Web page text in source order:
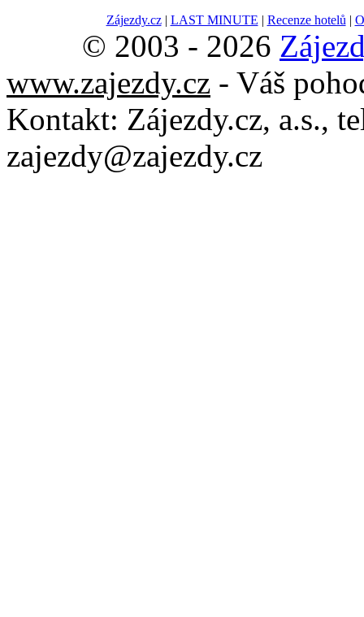
Zájezdy.cz| LAST MINUTE | Recenze hotelů |
© 2003 - 2026
www.zajezdy.cz - Váš
Kontakt: Zájezdy.cz, a.s.,
zajezdy@zajezdy.cz